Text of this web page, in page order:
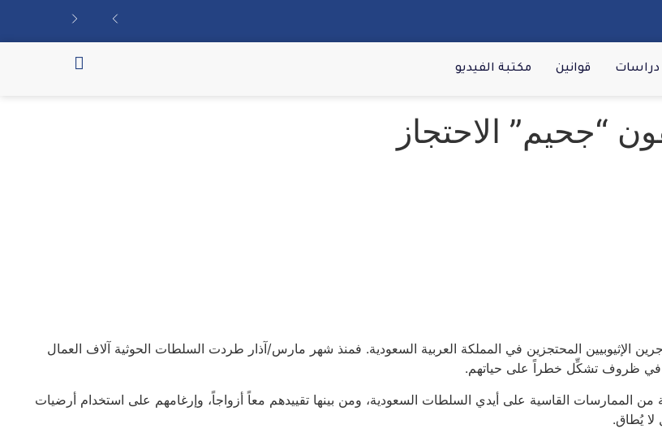
دراسات قوانين مكتبة الفيديو
“جحيم” الاحتجاز
الإثيوبيين المحتجزين في المملكة العربية السعودية. فمنذ شهر مارس/آذار طردت السلطات الحوثية آلاف العمال
في ظروف تشكِّل خطراً على حياتهم.
الممارسات القاسية على أيدي السلطات السعودية، ومن بينها تقييدهم معاً أزواجاً، وإرغامهم على استخدام أرضيات